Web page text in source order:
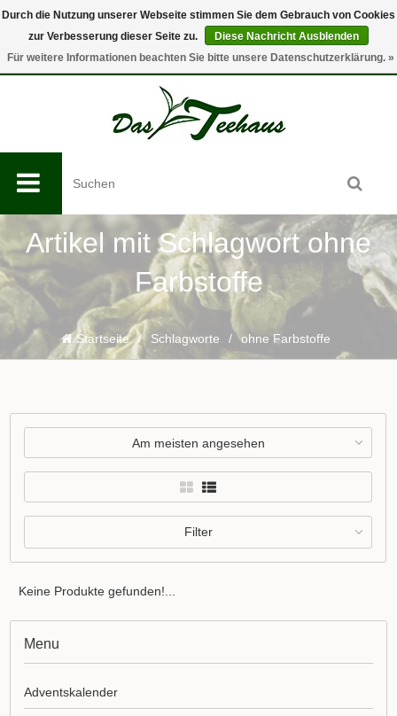
0
Artikel mit Schlagwort ohne
Farbstoffe
Startseite / Schlagworte / ohne Farbstoffe
Am meisten angesehen
Filter
Keine Produkte gefunden!...
Menu
Adventskalender
Durch die Nutzung unserer Webseite stimmen Sie dem Gebrauch von Cookies
zur Verbesserung dieser Seite zu.
Diese Nachricht Ausblenden
Für weitere Informationen beachten Sie bitte unsere Datenschutzerklärung. »